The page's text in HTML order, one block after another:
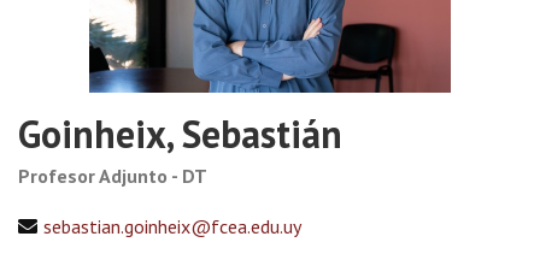
Goinheix, Sebastián
Profesor Adjunto - DT
sebastian.goinheix@fcea.edu.uy